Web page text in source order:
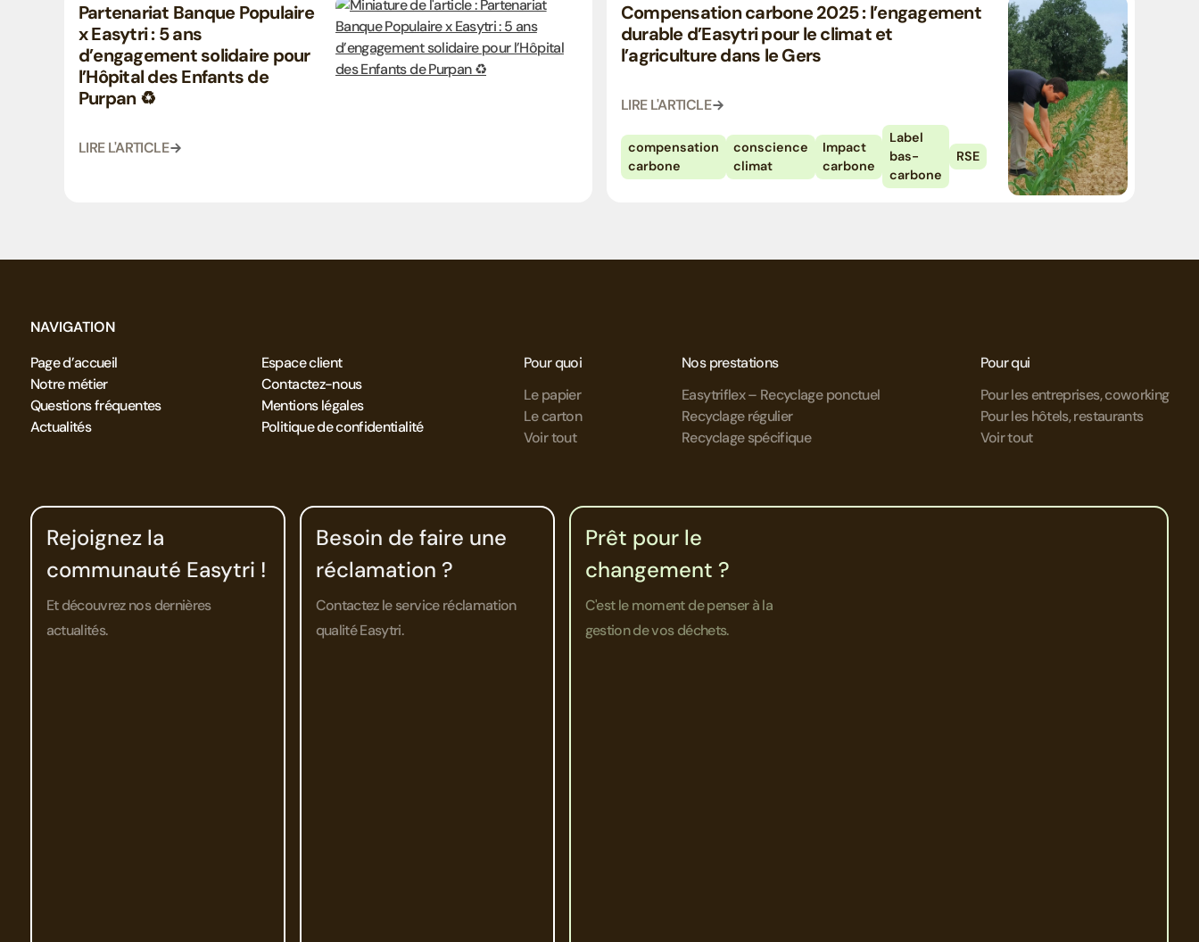
Partenariat Banque Populaire
x Easytri : 5 ans
d’engagement solidaire pour
l’Hôpital des Enfants de
Purpan ♻️
LIRE L'ARTICLE
Compensation carbone 2025 : l’engagement
durable d’Easytri pour le climat et
l’agriculture dans le Gers
LIRE L'ARTICLE
compensation
carbone
conscience
climat
Impact
carbone
Label
bas-
carbone
RSE
NAVIGATION
Page d’accueil
Notre métier
Questions fréquentes
Actualités
Espace client
Contactez-nous
Mentions légales
Politique de confidentialité
Pour quoi
Le papier
Le carton
Voir tout
Nos prestations
Easytriflex – Recyclage ponctuel
Recyclage régulier
Recyclage spécifique
Pour qui
Pour les entreprises, coworking
Pour les hôtels, restaurants
Voir tout
Rejoignez la
communauté Easytri !
Et découvrez nos dernières
actualités.
Besoin de faire une
réclamation ?
Contactez le service réclamation
qualité Easytri.
Prêt pour le
changement ?
C'est le moment de penser à la
gestion de vos déchets.